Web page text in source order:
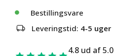
Bestillingsvare
Leveringstid: 4-5 uger
4.8 ud af